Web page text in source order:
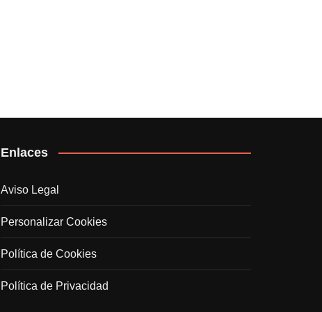
Enlaces
Aviso Legal
Personalizar Cookies
Política de Cookies
Política de Privacidad